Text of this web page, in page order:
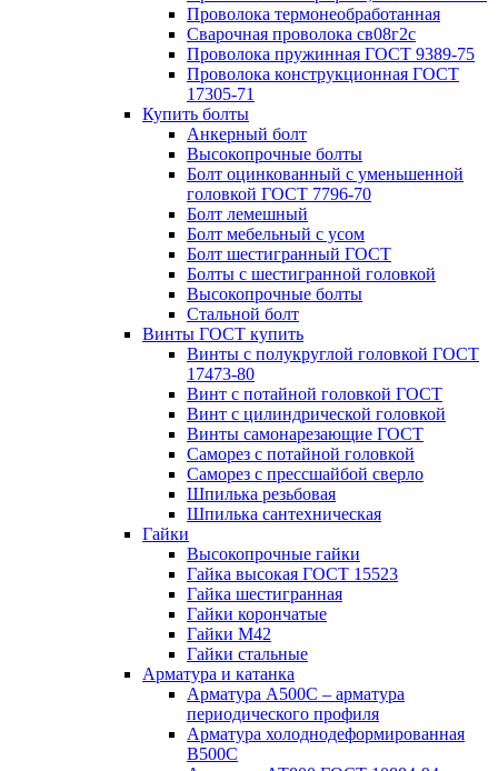
Проволока термонеобработанная
Сварочная проволока св08г2с
Проволока пружинная ГОСТ 9389-75
Проволока конструкционная ГОСТ
17305-71
Купить болты
Анкерный болт
Высокопрочные болты
Болт оцинкованный с уменьшенной
головкой ГОСТ 7796-70
Болт лемешный
Болт мебельный с усом
Болт шестигранный ГОСТ
Болты с шестигранной головкой
Высокопрочные болты
Стальной болт
Винты ГОСТ купить
Винты с полукруглой головкой ГОСТ
17473-80
Винт с потайной головкой ГОСТ
Винт с цилиндрической головкой
Винты самонарезающие ГОСТ
Саморез с потайной головкой
Саморез с прессшайбой сверло
Шпилька резьбовая
Шпилька сантехническая
Гайки
Высокопрочные гайки
Гайка высокая ГОСТ 15523
Гайка шестигранная
Гайки корончатые
Гайки М42
Гайки стальные
Арматура и катанка
Арматура А500С – арматура
периодического профиля
Арматура холоднодеформированная
В500С